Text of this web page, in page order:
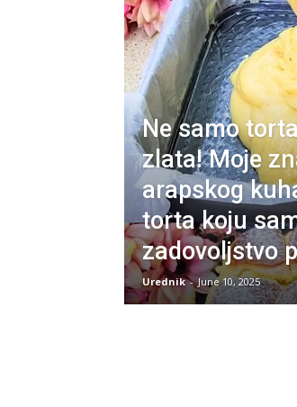
Ne samo
zlata! Moje
arapskog
torta koju
zadovoljstvo
Urednik - June 10, 2025